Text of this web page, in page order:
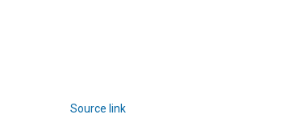
Source link